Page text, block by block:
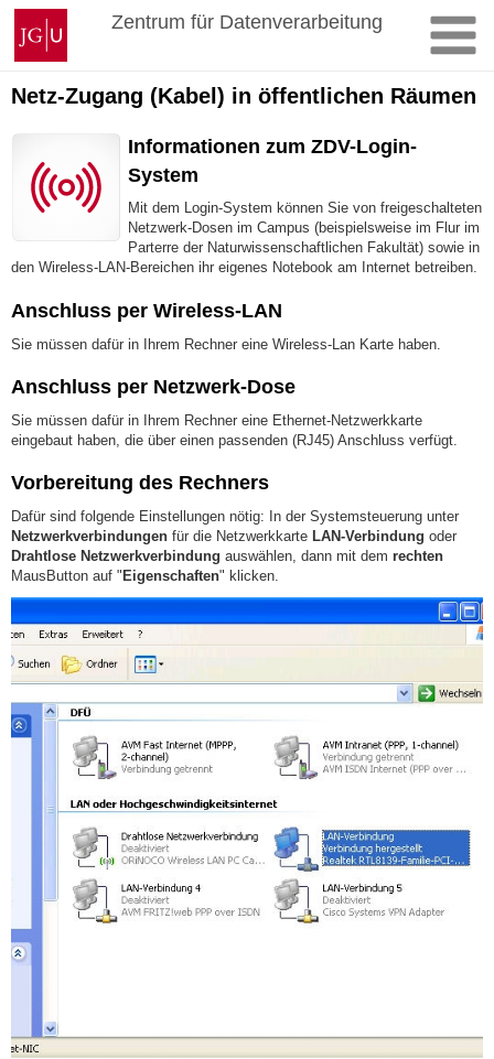
Zum
Inhalt
springen
Johannes
Gutenberg-
Universität
Mainz
Zentrum für Datenverarbeitung
Netz-Zugang (Kabel) in öffentlichen Räumen
Informationen zum ZDV-Login-
System
Mit dem Login-System können Sie von freigeschalteten
Netzwerk-Dosen im Campus (beispielsweise im Flur im
Parterre der Naturwissenschaftlichen Fakultät) sowie in
den Wireless-LAN-Bereichen ihr eigenes Notebook am Internet betreiben.
Anschluss per Wireless-LAN
Sie müssen dafür in Ihrem Rechner eine Wireless-Lan Karte haben.
Anschluss per Netzwerk-Dose
Sie müssen dafür in Ihrem Rechner eine Ethernet-Netzwerkkarte
eingebaut haben, die über einen passenden (RJ45) Anschluss verfügt.
Vorbereitung des Rechners
Dafür sind folgende Einstellungen nötig: In der Systemsteuerung unter
Netzwerkverbindungen für die Netzwerkkarte LAN-Verbindung oder
Drahtlose Netzwerkverbindung auswählen, dann mit dem rechten
MausButton auf "Eigenschaften" klicken.